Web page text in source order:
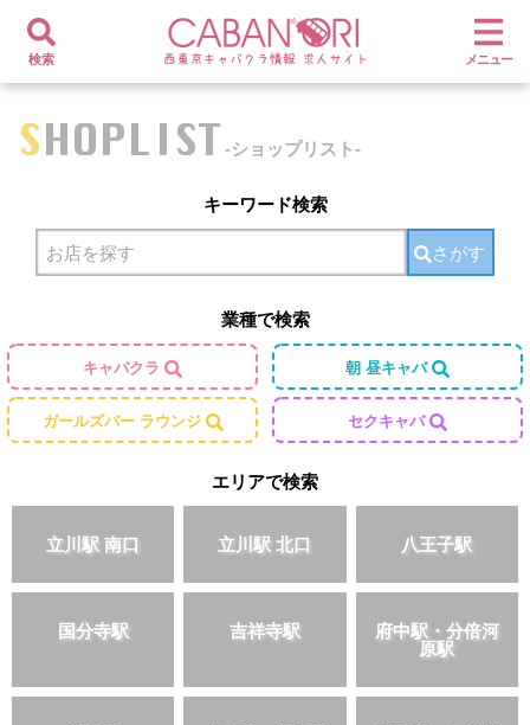
検索 メニュー
SHOPLIST -ショップリスト-
キーワード検索
さがす
業種で検索
キャバクラ 朝 昼キャバ
ガールズバー ラウンジ セクキャバ
エリアで検索
立川駅 南口 立川駅 北口 八王子駅
国分寺駅 吉祥寺駅
府中駅・分倍河
原駅